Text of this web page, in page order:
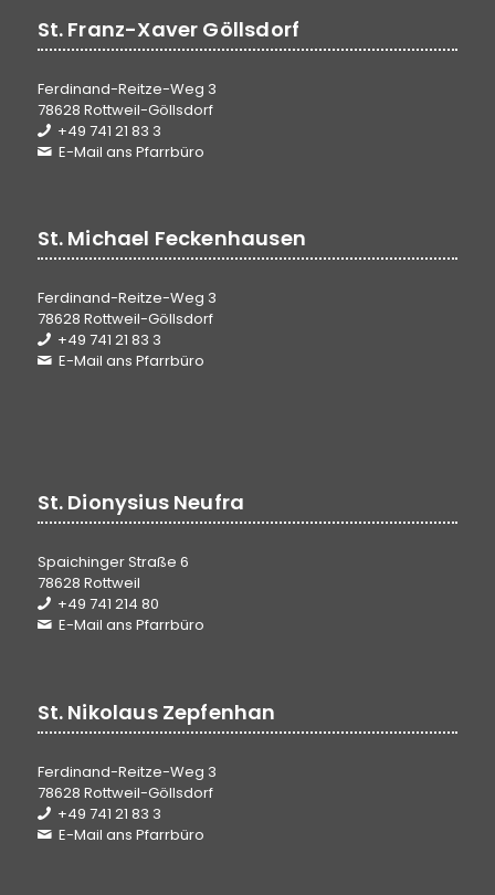
St. Franz-Xaver Göllsdorf
Ferdinand-Reitze-Weg 3
78628 Rottweil-Göllsdorf
+49 741 21 83 3
E-Mail ans Pfarrbüro
St. Michael Feckenhausen
Ferdinand-Reitze-Weg 3
78628 Rottweil-Göllsdorf
+49 741 21 83 3
E-Mail ans Pfarrbüro
St. Dionysius Neufra
Spaichinger Straße 6
78628 Rottweil
+49 741 214 80
E-Mail ans Pfarrbüro
St. Nikolaus Zepfenhan
Ferdinand-Reitze-Weg 3
78628 Rottweil-Göllsdorf
+49 741 21 83 3
E-Mail ans Pfarrbüro